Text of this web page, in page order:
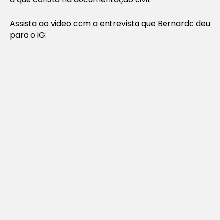
Assista ao video com a entrevista que Bernardo deu
para o iG: